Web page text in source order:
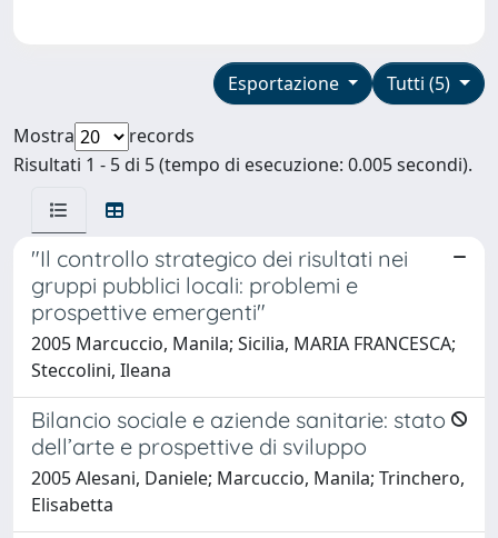
Tutti (5)
Esportazione
Mostra
records
Risultati 1 - 5 di 5 (tempo di esecuzione: 0.005 secondi).
"Il controllo strategico dei risultati nei
gruppi pubblici locali: problemi e
prospettive emergenti"
2005 Marcuccio, Manila; Sicilia, MARIA FRANCESCA;
Steccolini, Ileana
Bilancio sociale e aziende sanitarie: stato
dell’arte e prospettive di sviluppo
2005 Alesani, Daniele; Marcuccio, Manila; Trinchero,
Elisabetta